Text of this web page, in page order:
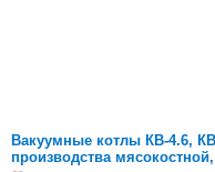
Вакуумные котлы КВ-4.6,
производства